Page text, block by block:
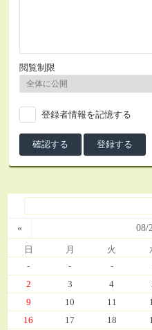
閲覧制限
登録者情報を記憶する
« 08/
日 月 火
- - -
2
3 4
9
10 11
16
17 18